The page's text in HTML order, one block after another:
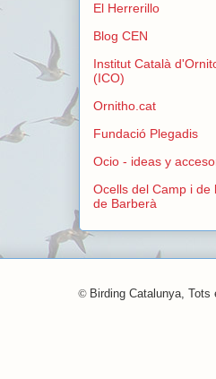
El Herrerillo
Blog CEN
Institut Català
(ICO)
Ornitho.cat
Fundació Plegadis
Ocio - ideas y
Ocells del Camp i de
de Barberà
© Birding Catalunya,